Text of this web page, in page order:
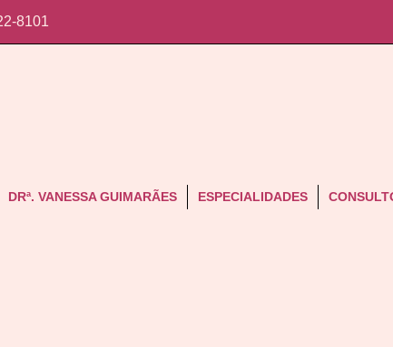
8101
DRª. VANESSA GUIMARÃES ESPECIALIDADES